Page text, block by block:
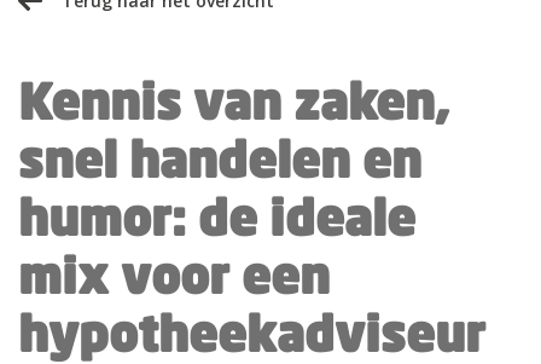
Kennis van zaken,
snel handelen en
humor: de ideale
mix voor een
hypotheekadviseur